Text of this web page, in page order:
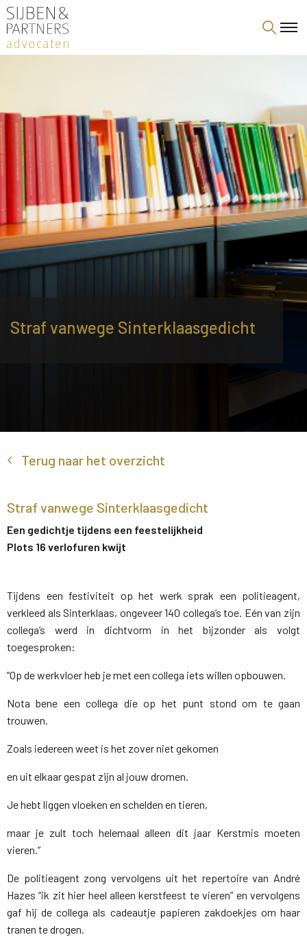
Straf vanwege Sinterklaasgedicht
Terug naar het overzicht
Straf vanwege Sinterklaasgedicht
Een gedichtje tijdens een feestelijkheid
Plots 16 verlofuren kwijt
Tijdens een festiviteit op het werk sprak een politieagent,
verkleed als Sinterklaas, ongeveer 140 collega’s toe. Eén van zijn
collega’s werd in dichtvorm in het bijzonder als volgt
toegesproken:
“Op de werkvloer heb je met een collega iets willen opbouwen.
Nota bene een collega die op het punt stond om te gaan
trouwen.
Zoals iedereen weet is het zover niet gekomen
en uit elkaar gespat zijn al jouw dromen.
Je hebt liggen vloeken en schelden en tieren,
maar je zult toch helemaal alleen dit jaar Kerstmis moeten
vieren.”
De politieagent zong vervolgens uit het repertoire van André
Hazes “ik zit hier heel alleen kerstfeest te vieren” en vervolgens
gaf hij de collega als cadeautje papieren zakdoekjes om haar
tranen te drogen.